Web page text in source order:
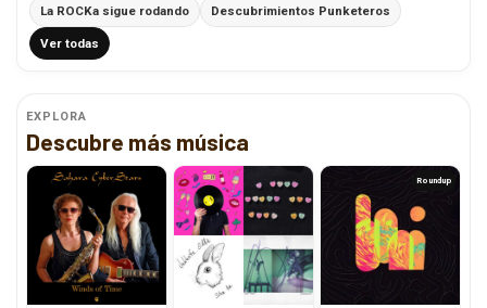
La ROCKa sigue rodando Descubrimientos Punketeros
Ver todas
EXPLORA
Descubre más música
Roundup